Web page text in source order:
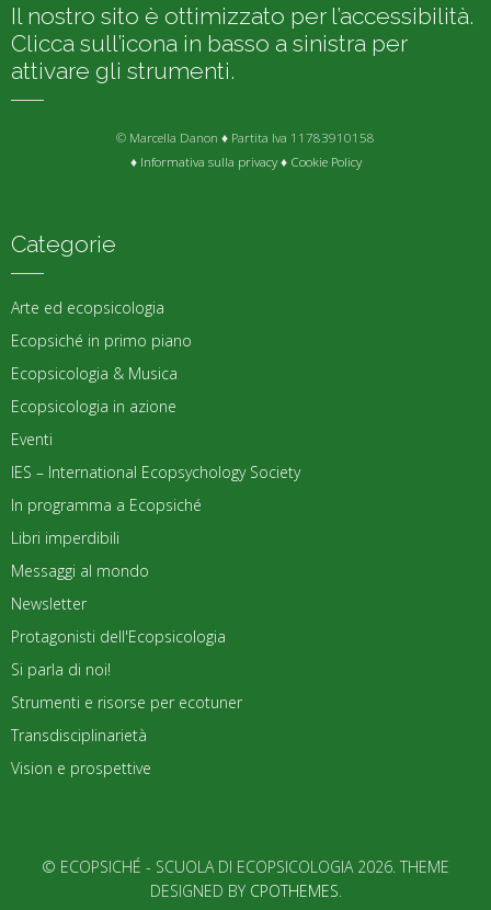
Il nostro sito è ottimizzato per l’accessibilità.
Clicca sull’icona in basso a sinistra per
attivare gli strumenti.
© Marcella Danon ♦ Partita Iva 11783910158
♦ Informativa sulla privacy♦ Cookie Policy
Categorie
Arte ed ecopsicologia
Ecopsiché in primo piano
Ecopsicologia & Musica
Ecopsicologia in azione
Eventi
IES – International Ecopsychology Society
In programma a Ecopsiché
Libri imperdibili
Messaggi al mondo
Newsletter
Protagonisti dell'Ecopsicologia
Si parla di noi!
Strumenti e risorse per ecotuner
Transdisciplinarietà
Vision e prospettive
© ECOPSICHÉ - SCUOLA DI ECOPSICOLOGIA 2026. THEME
DESIGNED BY CPOTHEMES.